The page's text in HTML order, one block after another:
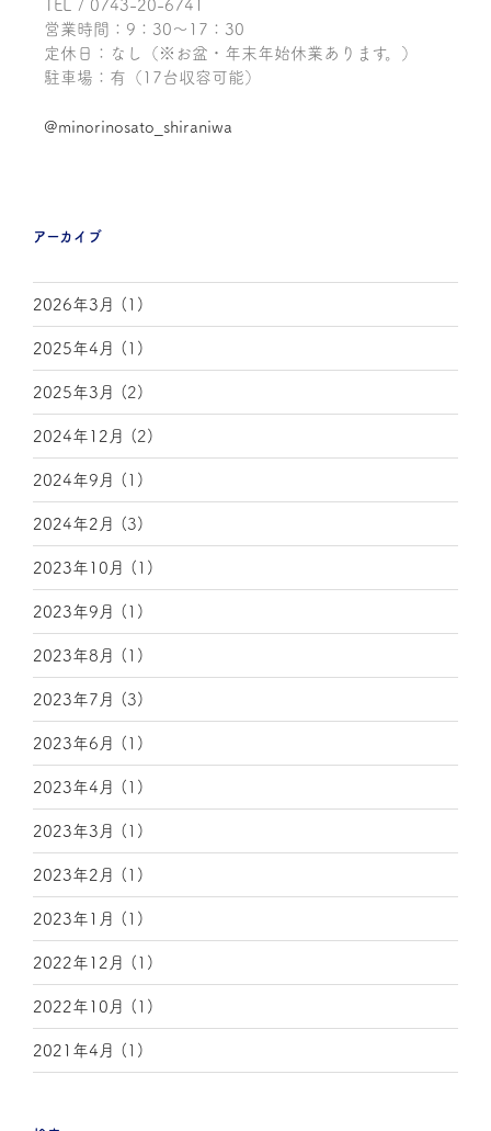
TEL / 0743-20-6741
営業時間：9：30～17：30
定休日：なし（※お盆・年末年始休業あります。）
駐車場：有（17台収容可能）
@minorinosato_shiraniwa
アーカイブ
2026年3月 (1)
2025年4月 (1)
2025年3月 (2)
2024年12月 (2)
2024年9月 (1)
2024年2月 (3)
2023年10月 (1)
2023年9月 (1)
2023年8月 (1)
2023年7月 (3)
2023年6月 (1)
2023年4月 (1)
2023年3月 (1)
2023年2月 (1)
2023年1月 (1)
2022年12月 (1)
2022年10月 (1)
2021年4月 (1)